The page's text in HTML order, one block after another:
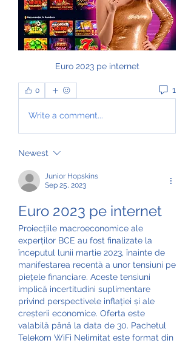
Euro 2023 pe internet
0 1
Write a comment...
Newest
Junior Hopskins
Sep 25, 2023
Euro 2023 pe internet
Proiecțiile macroeconomice ale
experților BCE au fost finalizate la
începutul lunii martie 2023, înainte de
manifestarea recentă a unor tensiuni pe
piețele financiare. Aceste tensiuni
implică incertitudini suplimentare
privind perspectivele inflației și ale
creșterii economice. Oferta este
valabilă până la data de 30. Pachetul
Telekom WiFi Nelimitat este format din